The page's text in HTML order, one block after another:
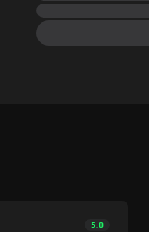
5.0